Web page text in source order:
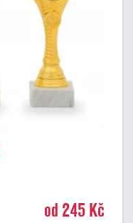
od 245 Kč